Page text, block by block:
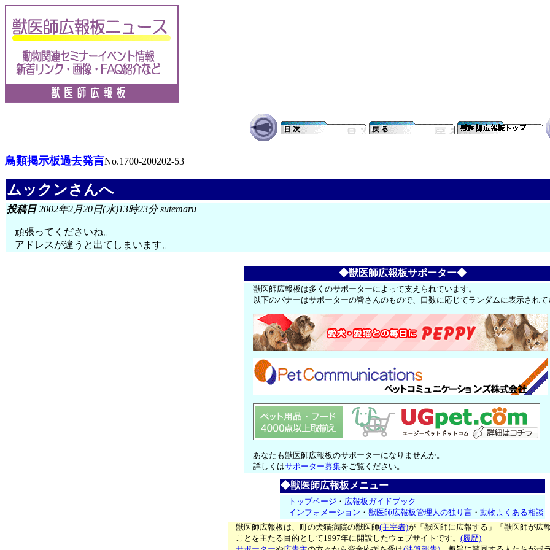
鳥類掲示板過去発言No.1700-200202-53
ムックンさんへ
投稿日2002年2月20日(水)13時23分 sutemaru
頑張ってくださいね。
アドレスが違うと出てしまいます。
◆獣医師広報板サポーター◆
獣医師広報板は多くのサポーターによって支えられています。
以下のバナーはサポーターの皆さんのもので、口数に応じてランダムに表示されて
あなたも獣医師広報板のサポーターになりませんか。
詳しくはサポーター募集をご覧ください。
◆獣医師広報板メニュー
トップページ ・ 広報板ガイドブック
インフォメーション ・獣医師広報板管理人の独り言 ・動物よくある相談
獣医師広報板は、町の犬猫病院の獣医師(主宰者)が「獣医師に広報する」「獣医師が広報
ことを主たる目的として1997年に開設したウェブサイトです。(履歴)